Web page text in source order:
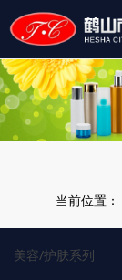
当前位置：
美容/护肤系列